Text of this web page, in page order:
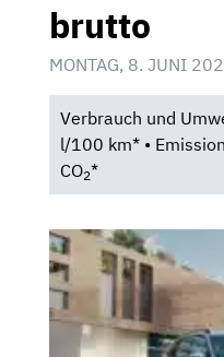
brutto
MONTAG, 8. JUNI
Verbrauch und
l/100 km* •
CO2*